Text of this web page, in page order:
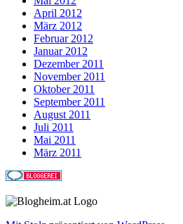
April 2012
März 2012
Februar 2012
Januar 2012
Dezember 2011
November 2011
Oktober 2011
September 2011
August 2011
Juli 2011
Mai 2011
März 2011